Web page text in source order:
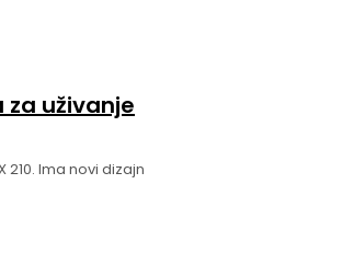
za uživanje
Ima novi dizajn